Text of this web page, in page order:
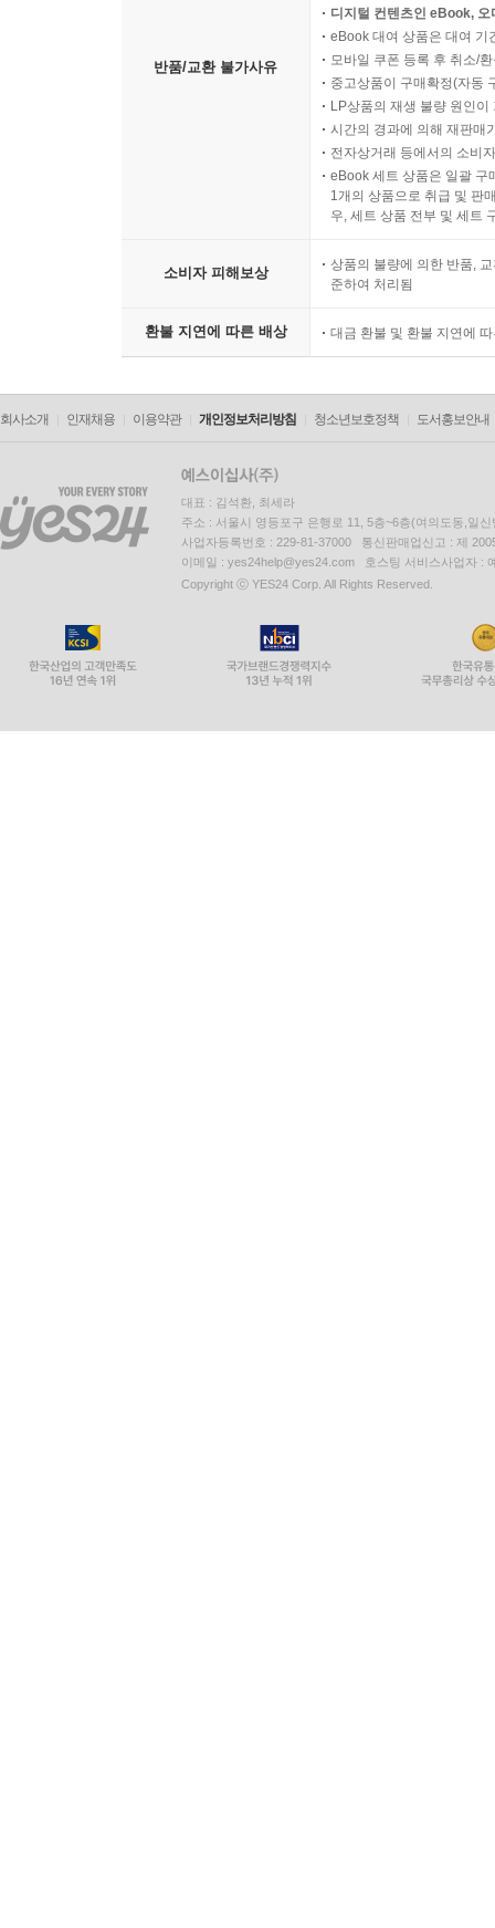
부록 1_ <상동청년회>(보고서 <조선 독립운동의
부록 2_ 우운선생츄도문(憂雲先生追悼文)
부록 3_ 우성(于醒) 박용만 연보(1881~1928)
반품/교환 불가사유
디지털 컨텐츠인 eBook,
eBook 대여 상품은 대여 기
모바일 쿠폰 등록 후 취소/
중고상품이 구매확정(자동
LP상품의 재생 불량 원인
시간의 경과에 의해 재판매
전자상거래 등에서의 소비
eBook 세트 상품은 일괄 구
1개의 상품으로 취급 및 판
우, 세트 상품 전부 및 세트
소비자 피해보상
상품의 불량에 의한 반품,
준하여 처리됨
환불 지연에 따른 배상 대금 환불 및 환불 지연에
회사소개 인재채용 이용약관 개인정보처리방침 청소년보호정책 도서홍보안내
대표 : 김석환, 최세라
주소 : 서울시 영등포구 은행로 11, 5층~6층(여의도동,일신
사업자등록번호 : 229-81-37000 통신판매업신고 : 제
이메일 : yes24help@yes24.com 호스팅 서비스사업자 :
Copyright ⓒ YES24 Corp. All Rights Reserved.